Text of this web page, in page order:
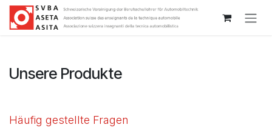
Zum Inhalt springen
Unsere Produkte
Häufig gestellte Fragen